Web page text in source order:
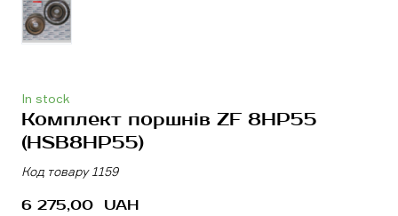
In stock
Комплект поршнів ZF 8HP55
(HSB8HP55)
Код товару 1159
6 275,00  UAH